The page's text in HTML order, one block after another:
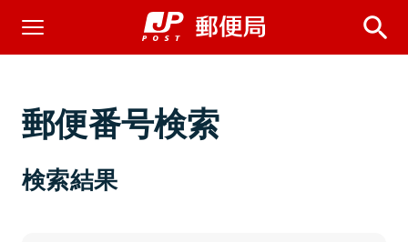
郵便番号検索
検索結果